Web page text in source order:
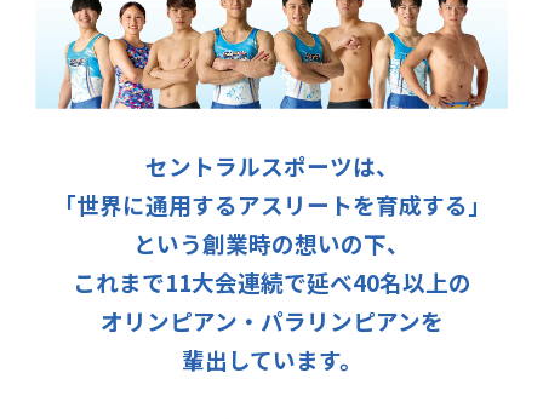
セントラルスポーツは、
「世界に通用するアスリートを育成する」
という創業時の想いの下、
これまで11大会連続で延べ40名以上の
オリンピアン・パラリンピアンを
輩出しています。